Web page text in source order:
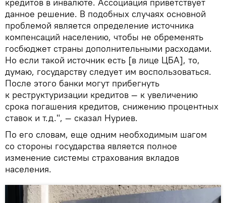
данное решение. В подобных случаях основной
проблемой является определение источника
компенсаций населению, чтобы не обременять
госбюджет страны дополнительными расходами.
Но если такой источник есть [в лице ЦБА], то,
думаю, государству следует им воспользоваться.
После этого банки могут прибегнуть
к реструктуризации кредитов — к увеличению
срока погашения кредитов, снижению процентных
ставок и т.д.", — сказал Нуриев.
По его словам, еще одним необходимым шагом
со стороны государства является полное
изменение системы страхования вкладов
населения.